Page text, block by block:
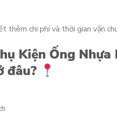
thêm chi phí và thời gian vận
Kiện Ống
đâu?